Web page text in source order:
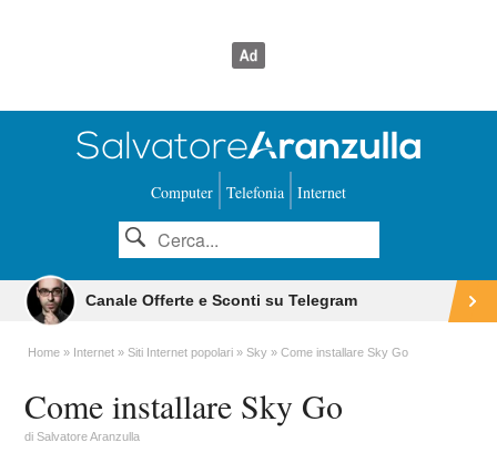
Computer Telefonia Internet
Canale Offerte e Sconti su Telegram
Home Internet Siti Internet popolari Sky Come installare Sky Go
Come installare Sky Go
diSalvatore Aranzulla